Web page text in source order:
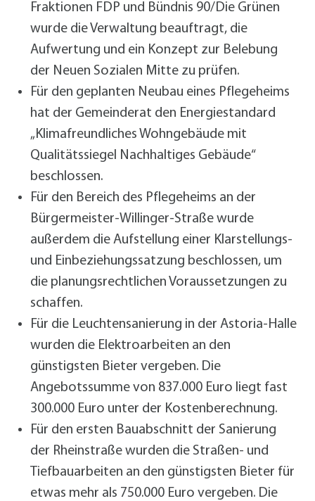
Fraktionen FDP und Bündnis 90/Die Grünen
wurde die Verwaltung beauftragt, die
Aufwertung und ein Konzept zur Belebung
der Neuen Sozialen Mitte zu prüfen.
Für den geplanten Neubau eines Pflegeheims
hat der Gemeinderat den Energiestandard
„Klimafreundliches Wohngebäude mit
Qualitätssiegel Nachhaltiges Gebäude“
beschlossen.
Für den Bereich des Pflegeheims an der
Bürgermeister-Willinger-Straße wurde
außerdem die Aufstellung einer Klarstellungs-
und Einbeziehungssatzung beschlossen, um
die planungsrechtlichen Voraussetzungen zu
schaffen.
Für die Leuchtensanierung in der Astoria-Halle
wurden die Elektroarbeiten an den
günstigsten Bieter vergeben. Die
Angebotssumme von 837.000 Euro liegt fast
300.000 Euro unter der Kostenberechnung.
Für den ersten Bauabschnitt der Sanierung
der Rheinstraße wurden die Straßen- und
Tiefbauarbeiten an den günstigsten Bieter für
etwas mehr als 750.000 Euro vergeben. Die